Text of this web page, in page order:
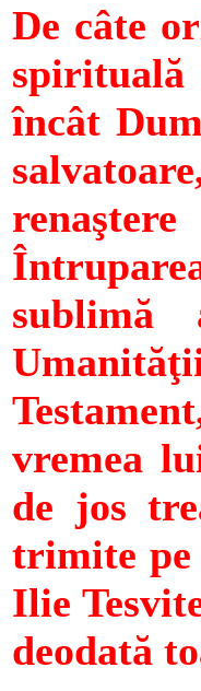
De câte
spirituală
încât
sublimă
vremea
de jos
trimite pe
Ilie
deodată